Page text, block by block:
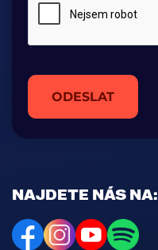
NAJDETE NÁS NA:
ODESLAT